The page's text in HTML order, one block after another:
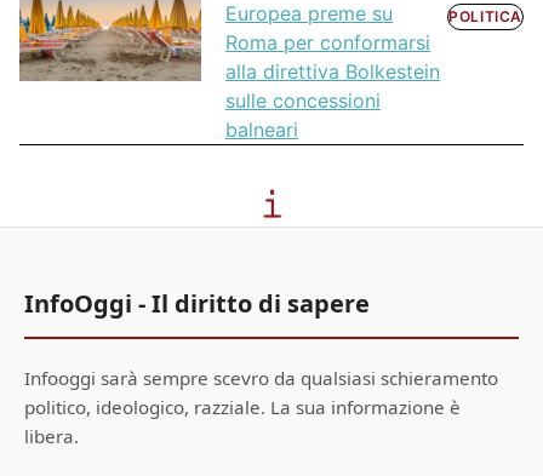
Europea preme su
Roma per conformarsi
alla direttiva Bolkestein
sulle concessioni
balneari
POLITICA
InfoOggi - Il diritto di sapere
Infooggi sarà sempre scevro da qualsiasi schieramento
politico, ideologico, razziale. La sua informazione è
libera.